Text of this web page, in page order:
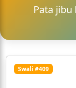
Pata
Swali #409